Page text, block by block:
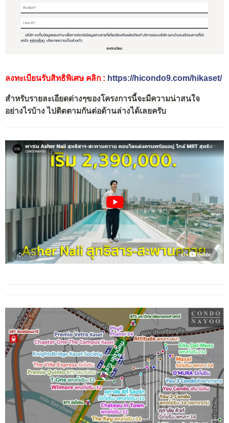
ลงทะเบียนรับสิทธิพิเศษ คลิก : https://hicondo9.com/hikaset/
สำหรับรายละเอียดต่างๆของโครงการนี้จะมีความน่าสนใจ
อย่างไรบ้าง ไปติดตามกันต่อด้านล่างได้เลยครับ